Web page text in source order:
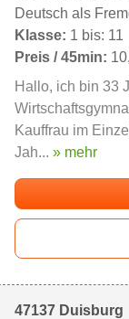
Deutsch als
Klasse: 1 bis: 11
Preis / 45min:
Hallo, ich bin 33
Kauffrau im
Jah... » mehr
47137 Duisburg